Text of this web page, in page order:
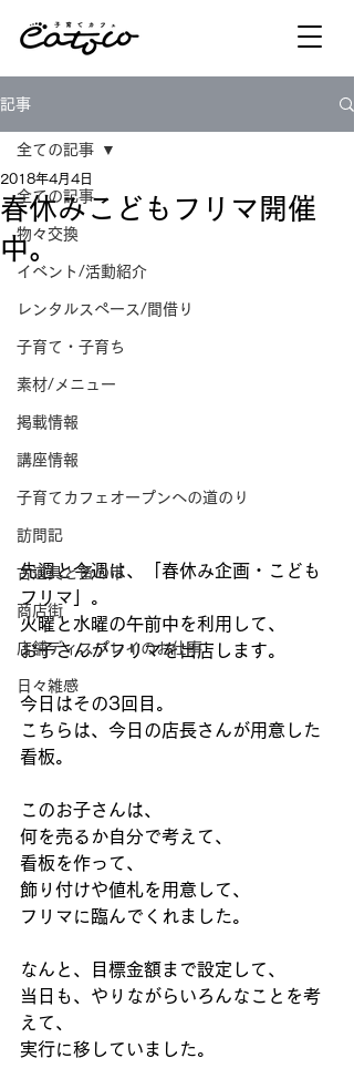
記事
全ての記事
物々交換
イベント/活動紹介
レンタルスペース/間借り
子育て・子育ち
素材/メニュー
掲載情報
講座情報
子育てカフェオープンへの道のり
訪問記
古道具と蚤の市
商店街
店舗ディスプレイのお仕事
日々雑感
全ての記事
春休みこどもフリマ開催
中。
2018年4月4日
先週と今週は、「春休み企画・こども
フリマ」。
火曜と水曜の午前中を利用して、
お子さんがフリマを出店します。
今日はその3回目。
こちらは、今日の店長さんが用意した
看板。
このお子さんは、
何を売るか自分で考えて、
看板を作って、
飾り付けや値札を用意して、
フリマに臨んでくれました。
なんと、目標金額まで設定して、
当日も、やりながらいろんなことを考
えて、
実行に移していました。